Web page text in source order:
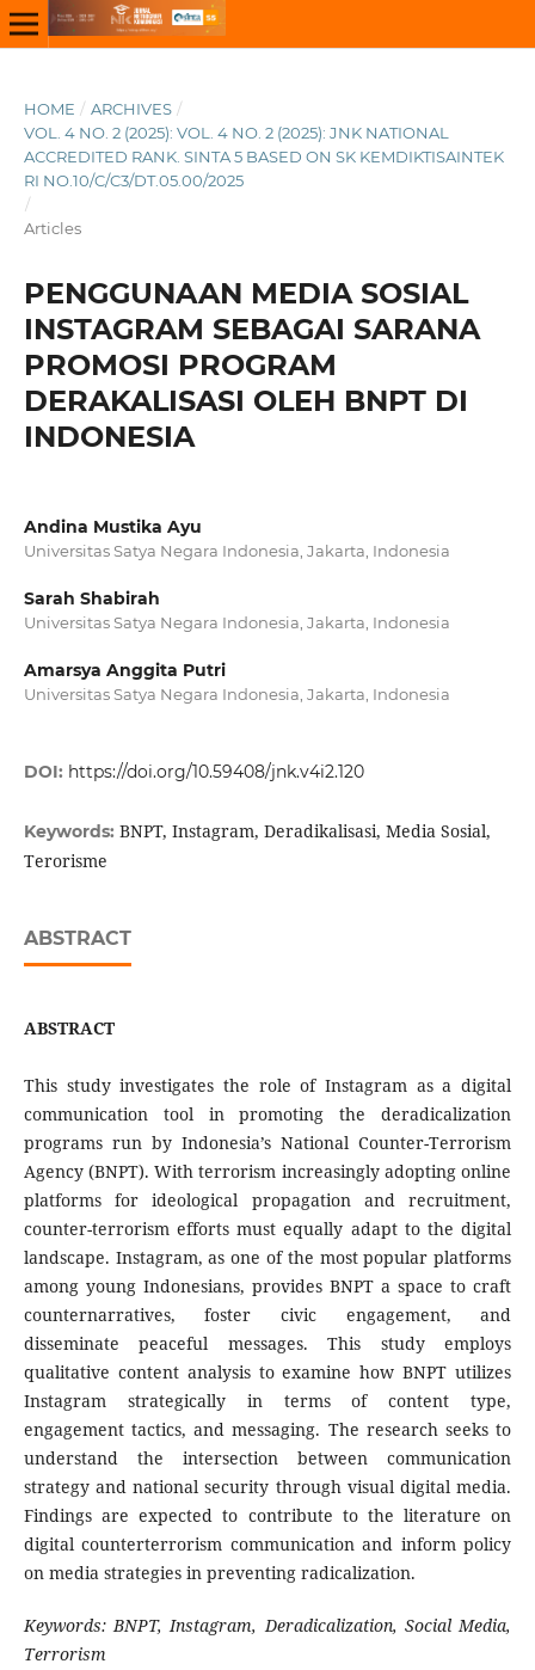
HOME / ARCHIVES /
VOL. 4 NO. 2 (2025): VOL. 4 NO. 2 (2025): JNK NATIONAL
ACCREDITED RANK. SINTA 5 BASED ON SK KEMDIKTISAINTEK
RI NO.10/C/C3/DT.05.00/2025
/
Articles
PENGGUNAAN MEDIA SOSIAL
INSTAGRAM SEBAGAI SARANA
PROMOSI PROGRAM
DERAKALISASI OLEH BNPT DI
INDONESIA
Andina Mustika Ayu
Universitas Satya Negara Indonesia, Jakarta, Indonesia
Sarah Shabirah
Universitas Satya Negara Indonesia, Jakarta, Indonesia
Amarsya Anggita Putri
Universitas Satya Negara Indonesia, Jakarta, Indonesia
DOI: https://doi.org/10.59408/jnk.v4i2.120
Keywords: BNPT, Instagram, Deradikalisasi, Media Sosial,
Terorisme
ABSTRACT
ABSTRACT
This study investigates the role of Instagram as a digital
communication tool in promoting the deradicalization
programs run by Indonesia’s National Counter-Terrorism
Agency (BNPT). With terrorism increasingly adopting online
platforms for ideological propagation and recruitment,
counter-terrorism efforts must equally adapt to the digital
landscape. Instagram, as one of the most popular platforms
among young Indonesians, provides BNPT a space to craft
counternarratives, foster civic engagement, and
disseminate peaceful messages. This study employs
qualitative content analysis to examine how BNPT utilizes
Instagram strategically in terms of content type,
engagement tactics, and messaging. The research seeks to
understand the intersection between communication
strategy and national security through visual digital media.
Findings are expected to contribute to the literature on
digital counterterrorism communication and inform policy
on media strategies in preventing radicalization.
Keywords:BNPT, Instagram, Deradicalization, Social Media,
Terrorism